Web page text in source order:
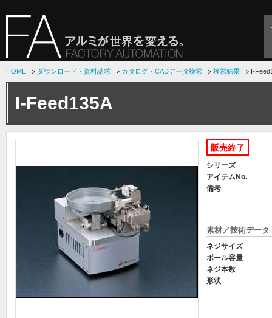
HOME ダウンロード・資料請求 カタログ・CADデータ検索 検索結果 I-
I-Feed135A
販売終了
シリーズ
アイテムNo.
備考
素材／技術データ
ネジサイズ
ボール容量
ネジ本数
形状